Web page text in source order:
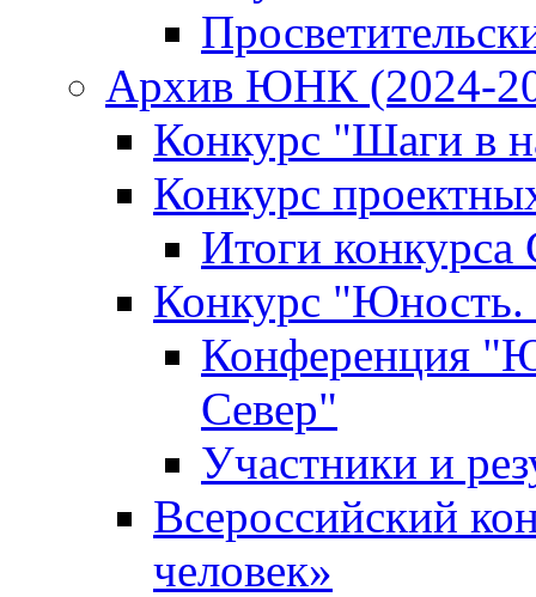
Архив ЮНК (2024-
Конкурс "Шаги в
Конкурс
Итоги конкурса
Конкурс "Юность.
Конференция
Север"
Участники и
Всероссийский
человек»